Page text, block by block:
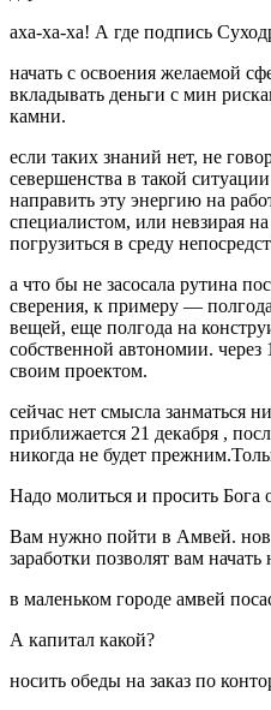
аха-ха-ха! А где подпись
начать с освоения желаемой
вкладывать деньги с мин
камни.
если таких знаний нет, не
севершенства в такой
направить эту энергию на
специалистом, или невзирая
погрузиться в среду
а что бы не засосала рутина
сверения, к примеру —
вещей, еще полгода на
собственной автономии. через
своим проектом.
сейчас нет смысла занматься
приближается 21 декабря ,
никогда не будет
Надо молиться и просить Бога
Вам нужно пойти в Амвей.
заработки позволят вам
в маленьком городе амвей
А капитал какой?
носить обеды на заказ по